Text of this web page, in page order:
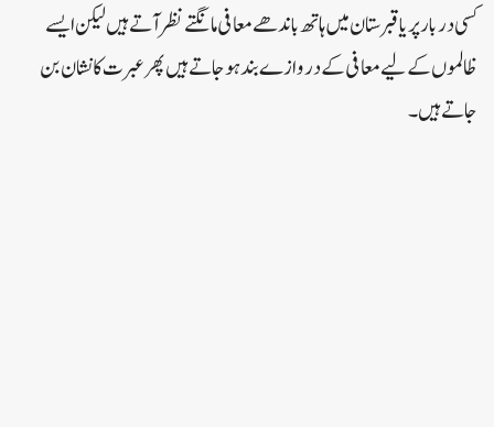
کسی دربار پر یا قبرستان میں ہاتھ باندھے معافی مانگتے نظر آتے ہیں لیکن ایسے
ظالموں کے لیے معافی کے دروازے بند ہو جاتے ہیں پھر عبرت کا نشان بن
جاتے ہیں ۔